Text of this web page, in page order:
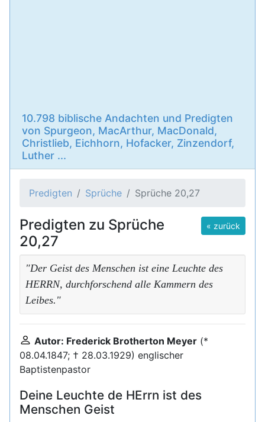
10.798 biblische Andachten und Predigten
von Spurgeon, MacArthur, MacDonald,
Christlieb, Eichhorn, Hofacker, Zinzendorf,
Luther ...
Predigten Sprüche Sprüche 20,27
« zurück
Predigten zu Sprüche
20,27
"Der Geist des Menschen ist eine Leuchte des
HERRN, durchforschend alle Kammern des
Leibes."
Autor: Frederick Brotherton Meyer (*
08.04.1847; † 28.03.1929) englischer
Baptistenpastor
Deine Leuchte de HErrn ist des
Menschen Geist